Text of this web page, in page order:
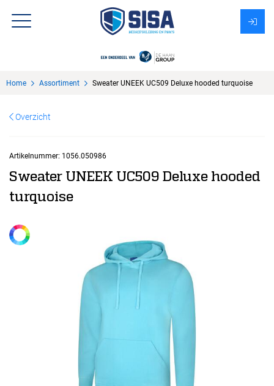
Over Sisa
KMS
Uitzendbureau?
Home Assortiment Sweater UNEEK UC509 Deluxe hooded turquoise
Overzicht
Artikelnummer: 1056.050986
Sweater UNEEK UC509 Deluxe hooded
turquoise